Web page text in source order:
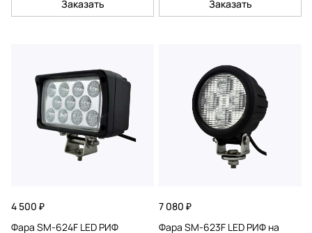
Заказать Заказать
4 500 ₽
Фара SM-624F LED РИФ
7 080 ₽
Фара SM-623F LED РИФ на